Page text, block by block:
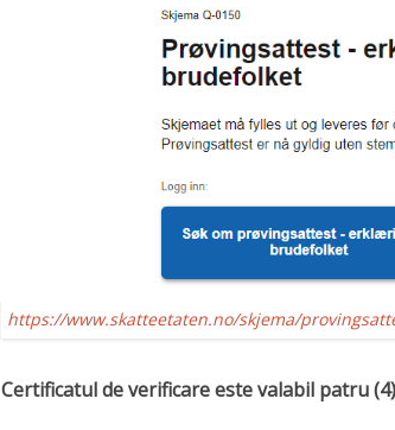
https://www.skatteetaten.no/skjema/
Certificatul de verificare este valabil patru